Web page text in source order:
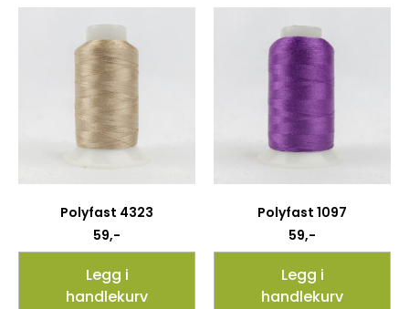
Polyfast 4323
59,-
Legg i
handlekurv
Polyfast 1097
59,-
Legg i
handlekurv